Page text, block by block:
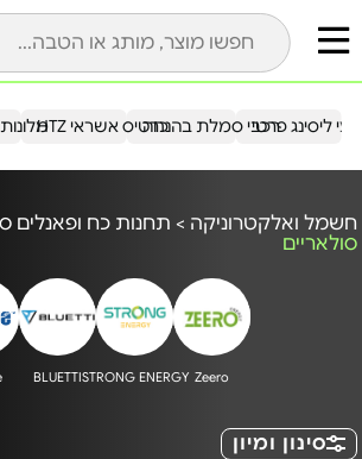
כרטיס אשראי HTZ ליסינג פרטירכבי סמלת בהנחה
חשמל ואלקטרוניקה > תחנות כח ופאנלים
סולאריים
Zeero
STRONG ENERGY
BLUETTI
סינון ומיון